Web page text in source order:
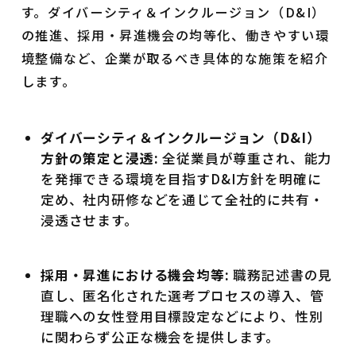
す。ダイバーシティ＆インクルージョン（D&I）
の推進、採用・昇進機会の均等化、働きやすい環
境整備など、企業が取るべき具体的な施策を紹介
します。
ダイバーシティ＆インクルージョン（D&I）
方針の策定と浸透: 全従業員が尊重され、能力
を発揮できる環境を目指すD&I方針を明確に
定め、社内研修などを通じて全社的に共有・
浸透させます。
採用・昇進における機会均等: 職務記述書の見
直し、匿名化された選考プロセスの導入、管
理職への女性登用目標設定などにより、性別
に関わらず公正な機会を提供します。